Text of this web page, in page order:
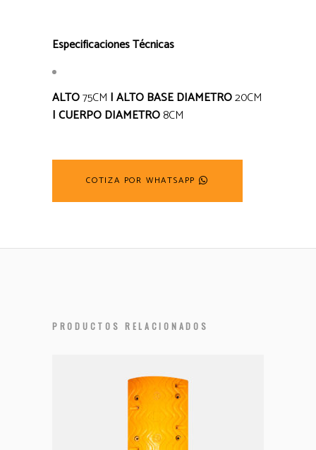
Especificaciones Técnicas
ALTO75CM |ALTO BASE DIAMETRO20CM
| CUERPO DIAMETRO8CM
COTIZA POR WHATSAPP
PRODUCTOS RELACIONADOS